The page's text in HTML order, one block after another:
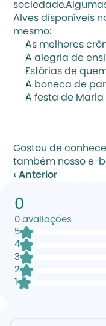
Alves disponíveis
mesmo:
As melhores
A alegria de
Estórias de
A boneca de
A festa de Maria
Gostou de
também nosso e-
‹ Anterior
0
0 avaliações
5
4
3
2
1